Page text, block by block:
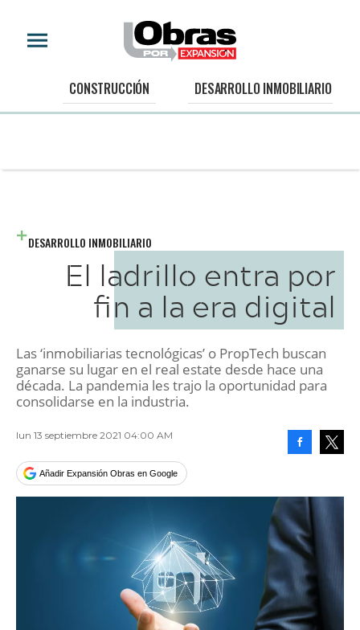
CONSTRUCCIÓN DESARROLLO INMOBILIARIO
DESARROLLO INMOBILIARIO
El ladrillo entra por
fin a la era digital
Las ‘inmobiliarias tecnológicas’ o PropTech buscan
ganarse su lugar en el real estate desde hace una
década. La pandemia les trajo la oportunidad para
consolidarse en la industria.
lun 13 septiembre 2021 04:00 AM
Añadir Expansión Obras en Google